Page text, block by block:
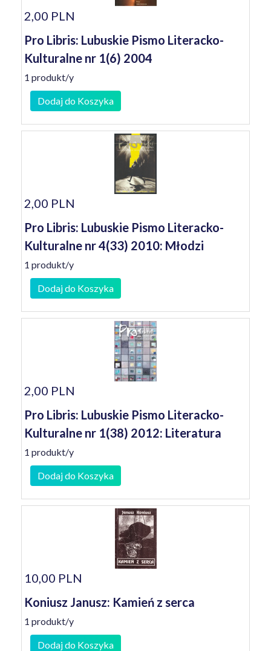
2,00 PLN
Pro Libris: Lubuskie Pismo Literacko-
Kulturalne nr 1(6) 2004
1 produkt/y
Dodaj do Koszyka
2,00 PLN
Pro Libris: Lubuskie Pismo Literacko-
Kulturalne nr 4(33) 2010: Młodzi
1 produkt/y
Dodaj do Koszyka
2,00 PLN
Pro Libris: Lubuskie Pismo Literacko-
Kulturalne nr 1(38) 2012: Literatura
1 produkt/y
Dodaj do Koszyka
10,00 PLN
Koniusz Janusz: Kamień z serca
1 produkt/y
Dodaj do Koszyka